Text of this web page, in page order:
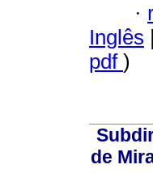
·
Inglês |
pdf )
de